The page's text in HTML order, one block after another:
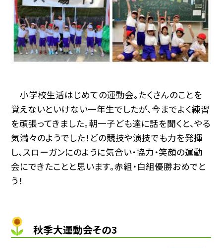
小学校生活はじめての運動会。たくさんのことを
覚えないといけない一年生でしたが、今までよく練習
を頑張ってきました。朝一子ども達に話を聞くと、やる
気満々のようでした！どの競技や演技でも力を発揮
し、スローガンにのように気合い・協力・笑顔の運動
会にできたことと思います。赤組・白組優勝おめでと
う！
秋季大運動会その3